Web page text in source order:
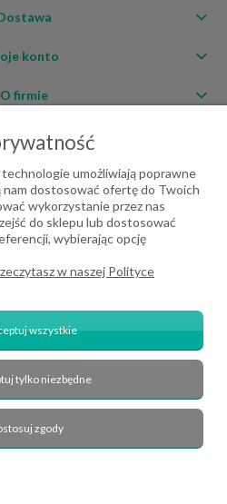
konto
O firmie
DeHome | Przemysłowa 8, 43-430
| Tel.: 733 666 100 | "INARI" SPÓŁKA
ZDZISŁAW BOJDA | NIP: 6332161340 |
wersję strony
Shoper.pl
umożliwiają poprawne
nam dostosować ofertę do Twoich
wykorzystanie przez nas
do sklepu lub dostosować
wybierając opcję
w naszej Polityce
wszystkie
tylko niezbędne
zgody